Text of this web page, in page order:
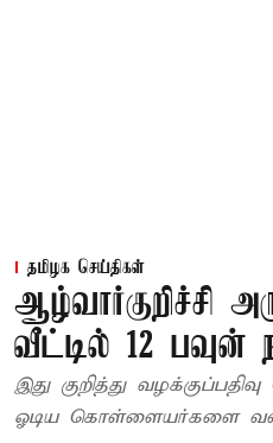
தமிழக செய்திகள்
ஆழ்வார்குறிச்சி
வீட்டில் 12
இது குறித்து
ஓடிய கொள்ளையர்களை